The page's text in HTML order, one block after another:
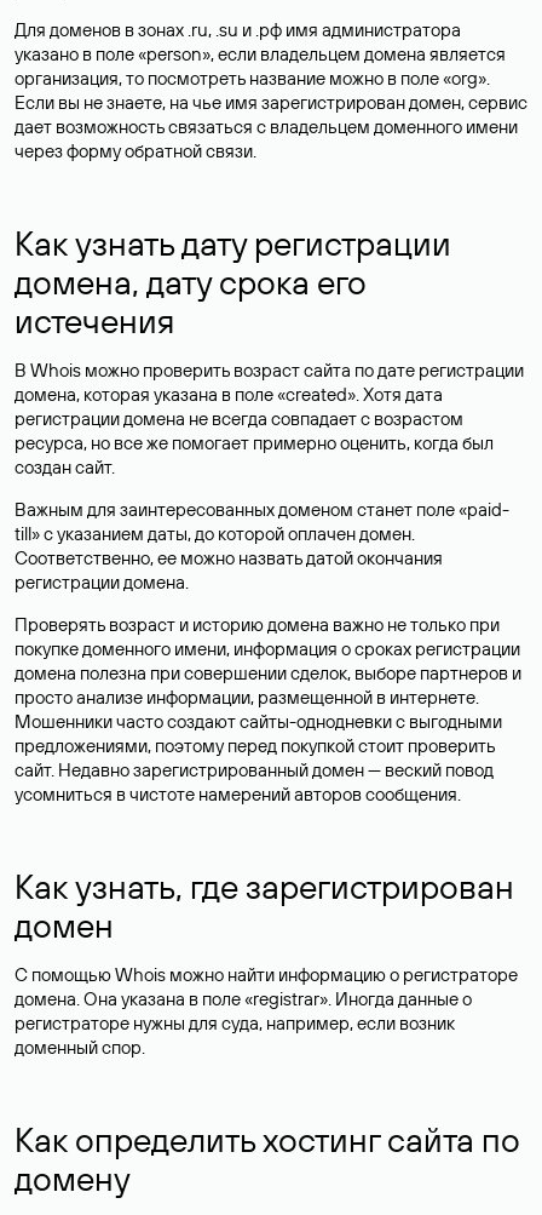
Для доменов в зонах .ru, .su и .рф имя администратора
указано в поле «person», если владельцем домена является
организация, то посмотреть название можно в поле «org».
Если вы не знаете, на чье имя зарегистрирован домен, сервис
дает возможность связаться с владельцем доменного имени
через форму обратной связи.
Как узнать дату регистрации
домена, дату срока его
истечения
В Whois можно проверить возраст сайта по дате регистрации
домена, которая указана в поле «created». Хотя дата
регистрации домена не всегда совпадает с возрастом
ресурса, но все же помогает примерно оценить, когда был
создан сайт.
Важным для заинтересованных доменом станет поле «paid-
till» с указанием даты, до которой оплачен домен.
Соответственно, ее можно назвать датой окончания
регистрации домена.
Проверять возраст и историю домена важно не только при
покупке доменного имени, информация о сроках регистрации
домена полезна при совершении сделок, выборе партнеров и
просто анализе информации, размещенной в интернете.
Мошенники часто создают сайты-однодневки с выгодными
предложениями, поэтому перед покупкой стоит проверить
сайт. Недавно зарегистрированный домен — веский повод
усомниться в чистоте намерений авторов сообщения.
Как узнать, где зарегистрирован
домен
С помощью Whois можно найти информацию о регистраторе
домена. Она указана в поле «registrar». Иногда данные о
регистраторе нужны для суда, например, если возник
доменный спор.
Как определить хостинг сайта по
домену